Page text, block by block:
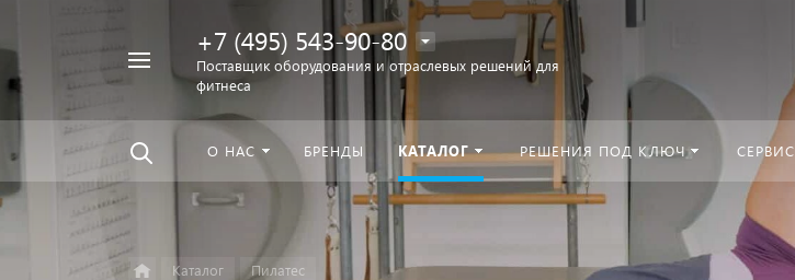
вездеНайти
дорожка
+7 (495) 543-90-80
Поставщик оборудования и отраслевых решений для
фитнеса
О НАС БРЕНДЫ КАТАЛОГ РЕШЕНИЯ ПОД КЛЮЧ СЕРВИС
Каталог Пилатес